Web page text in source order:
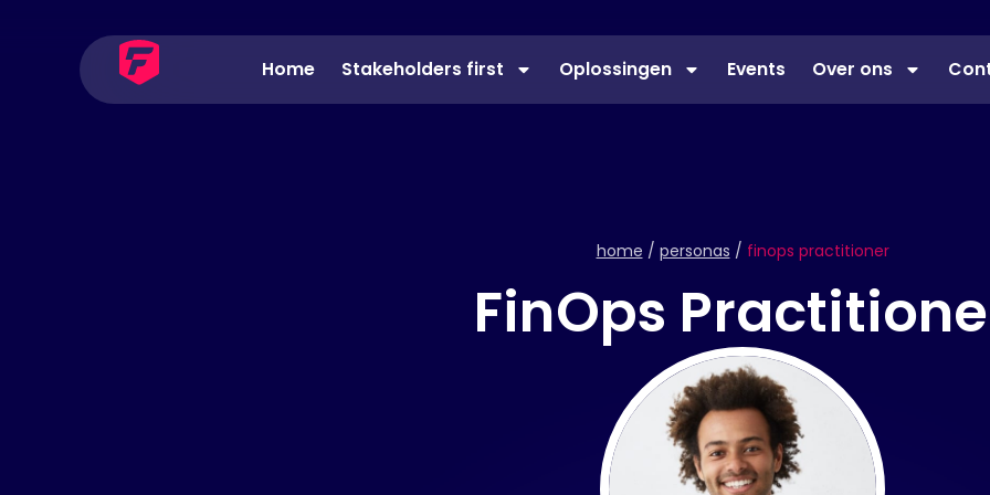
Home Stakeholders first Oplossingen Events Over ons
home / personas / finops practitioner
FinOps